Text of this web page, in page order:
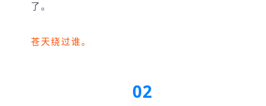
了。
苍天绕过谁。
02